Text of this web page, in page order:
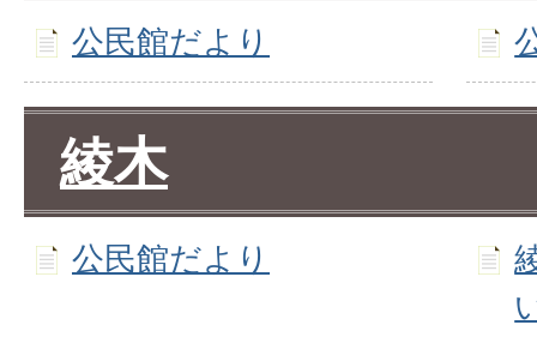
公民館だより
綾木
公民館だより